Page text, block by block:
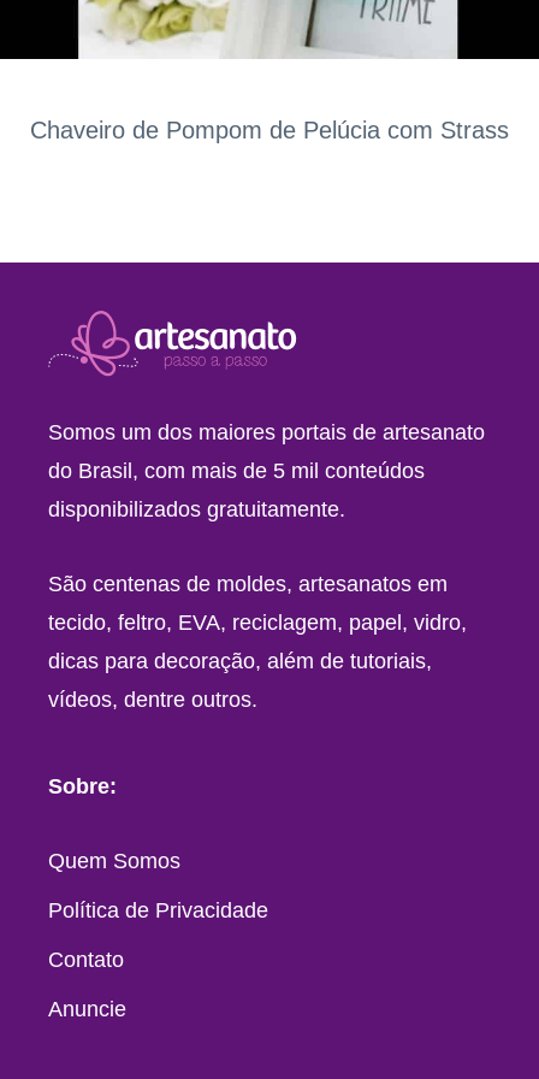
Chaveiro de Pompom de Pelúcia com Strass
Somos um dos maiores portais de artesanato
do Brasil, com mais de 5 mil conteúdos
disponibilizados gratuitamente.
São centenas de moldes, artesanatos em
tecido, feltro, EVA, reciclagem, papel, vidro,
dicas para decoração, além de tutoriais,
vídeos, dentre outros.
Sobre:
Quem Somos
Política de Privacidade
Contato
Anuncie